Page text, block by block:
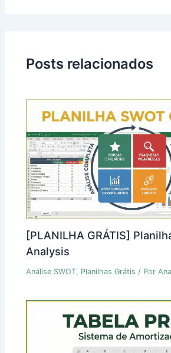
Posts relacionados
[PLANILHA GRÁTIS]
Analysis
Análise SWOT, Planilhas Grátis / Por